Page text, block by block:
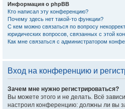
Информация о phpBB
Кто написал эту конференцию?
Почему здесь нет такой-то функции?
С кем можно связаться по вопросу
юридических вопросов, связанных с этой
Как мне связаться с администратором
Вход на конференцию и
Зачем мне нужно регистрироваться?
Вы можете этого и не делать. Всё
настроил конференцию: должны ли вы